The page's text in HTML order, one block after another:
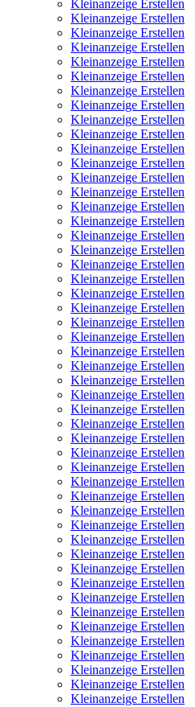
Kleinanzeige Erstellen
Kleinanzeige Erstellen
Kleinanzeige Erstellen
Kleinanzeige Erstellen
Kleinanzeige Erstellen
Kleinanzeige Erstellen
Kleinanzeige Erstellen
Kleinanzeige Erstellen
Kleinanzeige Erstellen
Kleinanzeige Erstellen
Kleinanzeige Erstellen
Kleinanzeige Erstellen
Kleinanzeige Erstellen
Kleinanzeige Erstellen
Kleinanzeige Erstellen
Kleinanzeige Erstellen
Kleinanzeige Erstellen
Kleinanzeige Erstellen
Kleinanzeige Erstellen
Kleinanzeige Erstellen
Kleinanzeige Erstellen
Kleinanzeige Erstellen
Kleinanzeige Erstellen
Kleinanzeige Erstellen
Kleinanzeige Erstellen
Kleinanzeige Erstellen
Kleinanzeige Erstellen
Kleinanzeige Erstellen
Kleinanzeige Erstellen
Kleinanzeige Erstellen
Kleinanzeige Erstellen
Kleinanzeige Erstellen
Kleinanzeige Erstellen
Kleinanzeige Erstellen
Kleinanzeige Erstellen
Kleinanzeige Erstellen
Kleinanzeige Erstellen
Kleinanzeige Erstellen
Kleinanzeige Erstellen
Kleinanzeige Erstellen
Kleinanzeige Erstellen
Kleinanzeige Erstellen
Kleinanzeige Erstellen
Kleinanzeige Erstellen
Kleinanzeige Erstellen
Kleinanzeige Erstellen
Kleinanzeige Erstellen
Kleinanzeige Erstellen
Kleinanzeige Erstellen